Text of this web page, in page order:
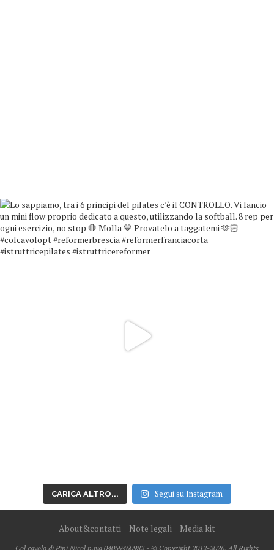
CARICA ALTRO... Segui su Instagram
About&contatti Note legali Media kit
Col cavolo di Pini Nicol p.iva 04059460982 - © Copyright 2012-2026, All Rights